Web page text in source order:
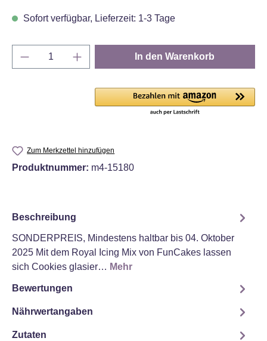
Sofort verfügbar, Lieferzeit: 1-3 Tage
Produkt Anzahl: Gib den gewünschten
In den Warenkorb
Zum Merkzettel hinzufügen
Produktnummer: m4-15180
Beschreibung
SONDERPREIS, Mindestens haltbar bis 04. Oktober
2025 Mit dem Royal Icing Mix von FunCakes lassen
sich Cookies glasier… Mehr
Bewertungen
Nährwertangaben
Zutaten